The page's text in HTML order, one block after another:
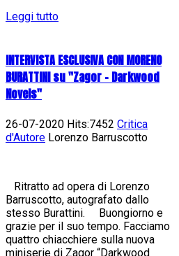
Leggi tutto
INTERVISTA ESCLUSIVA CON MORENO
BURATTINI su "Zagor - Darkwood
Novels"
26-07-2020 Hits:7452 Critica
d'Autore Lorenzo Barruscotto
Ritratto ad opera di Lorenzo
Barruscotto, autografato dallo
stesso Burattini. Buongiorno e
grazie per il suo tempo. Facciamo
quattro chiacchiere sulla nuova
miniserie di Zagor “Darkwood